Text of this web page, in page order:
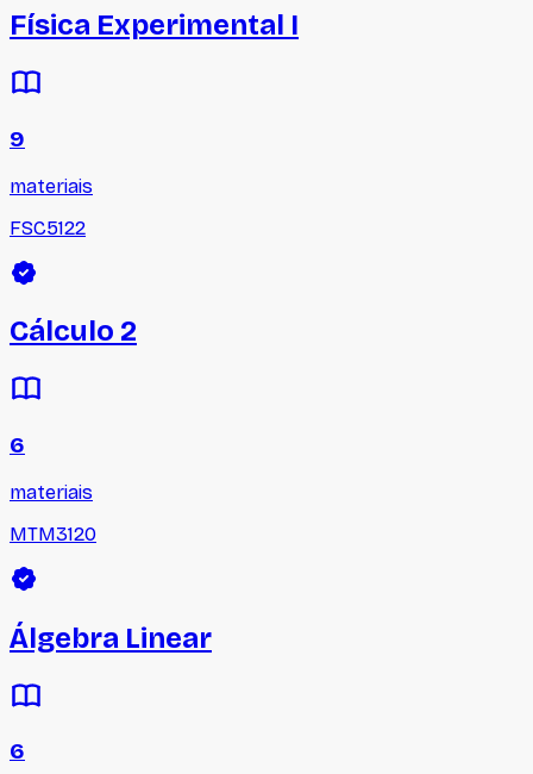
Física Experimental I
9
materiais
FSC5122
Cálculo 2
6
materiais
MTM3120
Álgebra Linear
6